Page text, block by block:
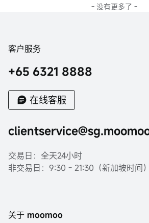
- 没有更多了 -
客户服务
+65 6321 8888
在线客服
交易日：全天24小时
非交易日：9:30 - 21:30（新加坡时间）
关于 moomoo